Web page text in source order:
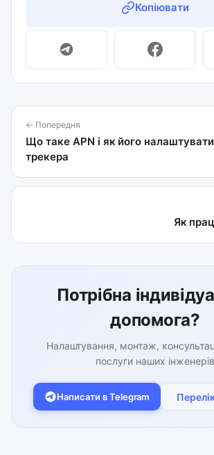
Копіювати
← Попередня
Що таке APN і як його
трекера
Як
Потрібна
допомога?
Налаштування, монтаж,
послуги наших інженерів
Написати в Telegram